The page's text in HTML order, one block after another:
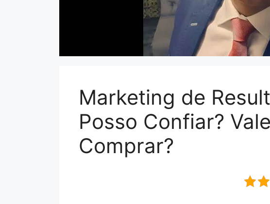
Marketing de
Posso Confiar?
Comprar?